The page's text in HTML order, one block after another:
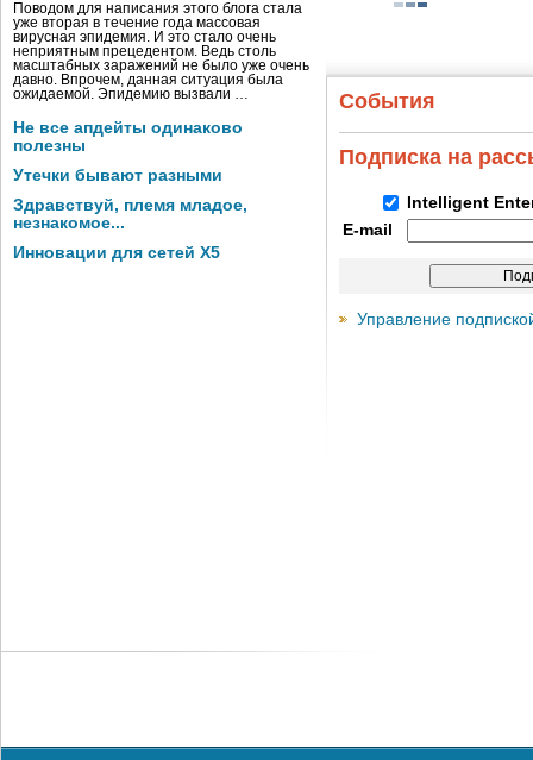
Поводом для написания этого блога стала
уже вторая в течение года массовая
вирусная эпидемия. И это стало очень
неприятным прецедентом. Ведь столь
масштабных заражений не было уже очень
давно. Впрочем, данная ситуация была
ожидаемой. Эпидемию вызвали …
Не все апдейты одинаково
полезны
Утечки бывают разными
Здравствуй, племя младое,
незнакомое...
Инновации для сетей X5
События
Подписка на
Intelligent
E-mail
Управление